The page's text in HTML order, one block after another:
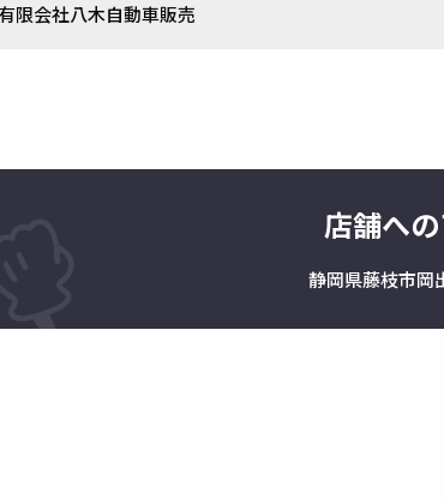
限会社八木自動車販売
店舗へ
静岡県藤枝市岡